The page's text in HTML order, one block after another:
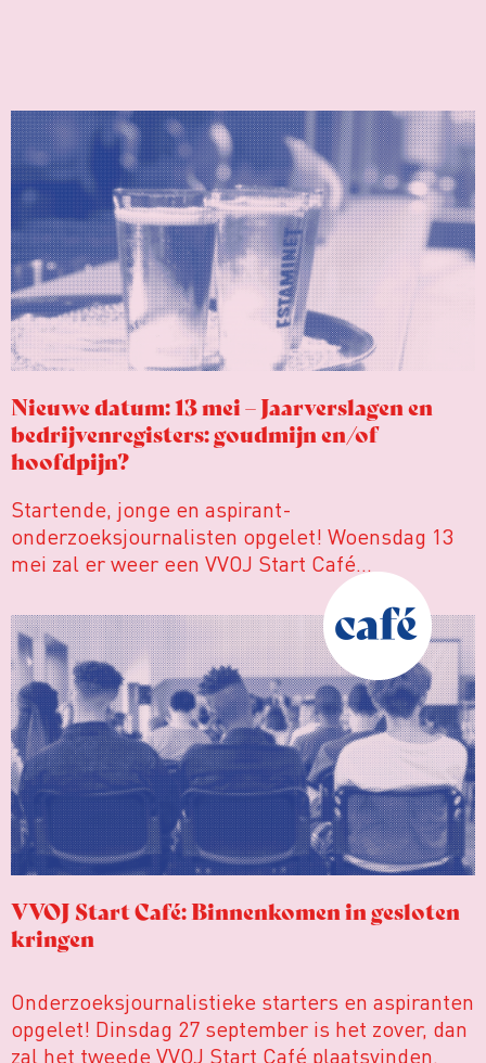
Nieuwe datum: 13 mei – Jaarverslagen en
bedrijvenregisters: goudmijn en/of
hoofdpijn?
Startende, jonge en aspirant-
onderzoeksjournalisten opgelet! Woensdag 13
mei zal er weer een VVOJ Start Café
VVOJ Start Café: Binnenkomen in gesloten
kringen
Onderzoeksjournalistieke starters en aspiranten
opgelet! Dinsdag 27 september is het zover, dan
zal het tweede VVOJ Start Café plaatsvinden.